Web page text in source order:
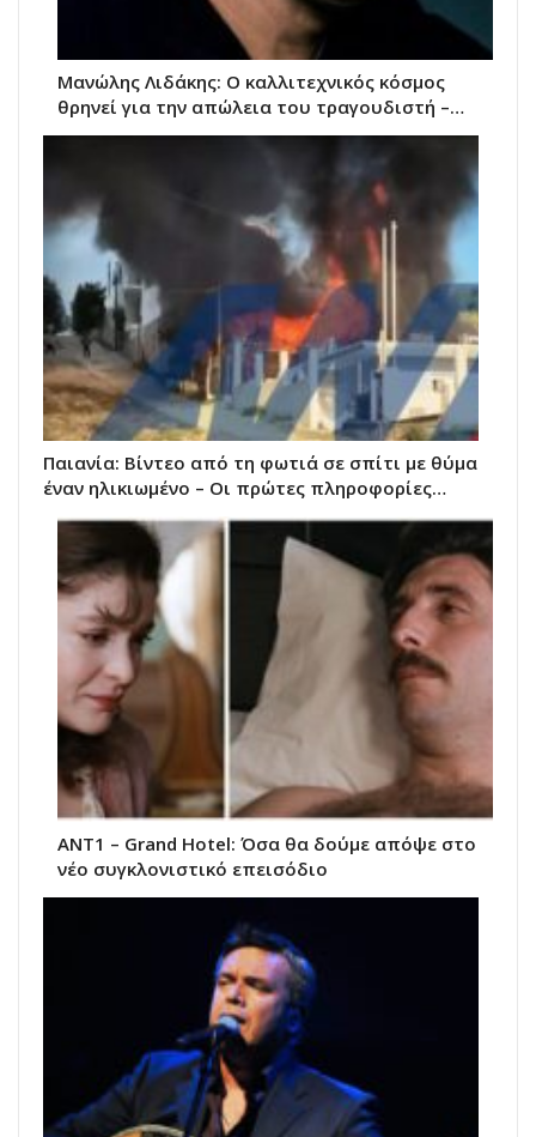
Μανώλης Λιδάκης: Ο καλλιτεχνικός κόσμος
θρηνεί για την απώλεια του τραγουδιστή –…
Παιανία: Βίντεο από τη φωτιά σε σπίτι με θύμα
έναν ηλικιωμένο – Οι πρώτες πληροφορίες…
ΑΝΤ1 – Grand Hotel: Όσα θα δούμε απόψε στο
νέο συγκλονιστικό επεισόδιο